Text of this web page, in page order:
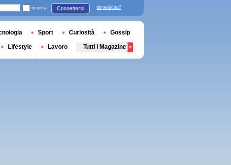
ricorda Connettersi dimenticati?
Sport Curiosità Gossip
Lifestyle Lavoro Tutti i Magazine